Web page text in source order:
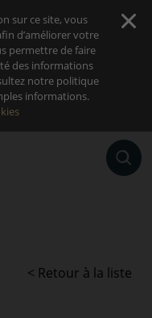
sur ce site, vous
d’améliorer votre
permettre de faire
des informations
notre politique
informations.
< Retour à la liste